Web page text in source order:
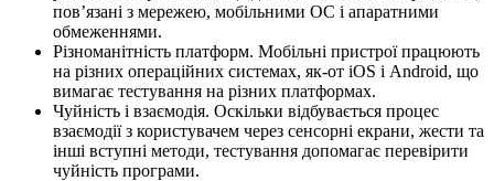
пов’язані з мережею, мобільними ОС і апаратними
обмеженнями.
Різноманітність платформ. Мобільні пристрої працюють
на різних операційних системах, як-от iOS і Android, що
вимагає тестування на різних платформах.
Чуйність і взаємодія. Оскільки відбувається процес
взаємодії з користувачем через сенсорні екрани, жести та
інші вступні методи, тестування допомагає перевірити
чуйність програми.